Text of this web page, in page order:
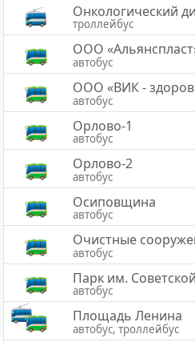
Онкологический
троллейбус
ООО
автобус
ООО «ВИК -
автобус
Орлово-1
автобус
Орлово-2
автобус
Осиповщина
автобус
Очистные
автобус
Парк им.
автобус
Площадь Ленина
автобус, троллейбус